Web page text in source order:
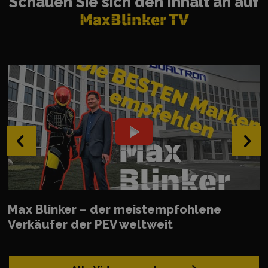
MaxBlinker TV
Max Blinker – der meistempfohlene
Verkäufer der PEV weltweit
‹ ›